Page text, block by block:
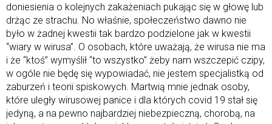
doniesienia o kolejnych zakażeniach pukając się w głowę lub
drżąc ze strachu. No właśnie, społeczeństwo dawno nie
było w żadnej kwestii tak bardzo podzielone jak w kwestii
“wiary w wirusa”. O osobach, które uważają, że wirusa nie ma
i że “ktoś” wymyślił “to wszystko” żeby nam wszczepić czipy,
w ogóle nie będę się wypowiadać, nie jestem specjalistką od
zaburzeń i teorii spiskowych. Martwią mnie jednak osoby,
które uległy wirusowej panice i dla których covid 19 stał się
jedyną, a na pewno najbardziej niebezpieczną, chorobą, na